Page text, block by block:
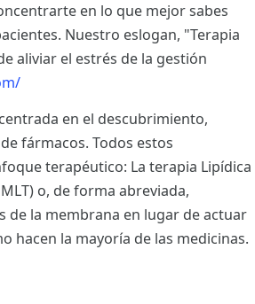
en lo que mejor sabes
Nuestro eslogan, "Terapia
aliviar el estrés de la gestión
en el descubrimiento,
fármacos. Todos estos
terapéutico: La terapia Lipídica
o, de forma abreviada,
de la membrana en lugar de actuar
hacen la mayoría de las medicinas.